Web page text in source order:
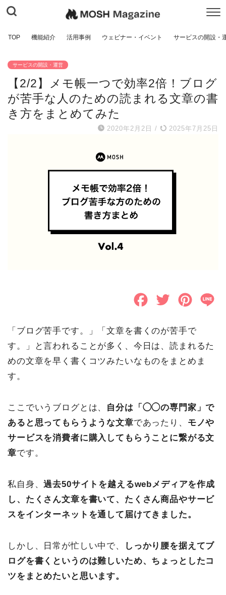
TOP 機能紹介 活用事例 ウェビナー・イベント サービスの開設・
サービスの開設・運営
【2/2】メモ帳一つで効率2倍！ブログ
が苦手な人のための読まれる文章の書
き方をまとめてみた
2020年2月2日 / 2025年7月25日
c
o
k
i
r e
s
「ブログ苦手です。」「文章を書くのが苦手で
す。」と言われることが多く、今日は、読まれるた
めの文章を早く書くコツみたいなものをまとめま
す。
ここでいうブログとは、 自分は「◯◯の専門家」で
あると思ってもらうような文章であったり、 モノや
サービスを消費者に購入してもらうことに繋がる文
章です。
私自身、過去50サイトを越えるwebメディアを作成
し、たくさん文章を書いて、たくさん商品やサービ
スをインターネットを通して届けてきました。
しかし、日常が忙しい中で、
しっかり腰を据えてブ
ログを書くというのは難しいため、ちょっとしたコ
ツをまとめたいと思います。